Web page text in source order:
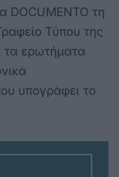
DOCUMENTO τη
Τύπου της
τα ερωτήματα
υπογράφει το